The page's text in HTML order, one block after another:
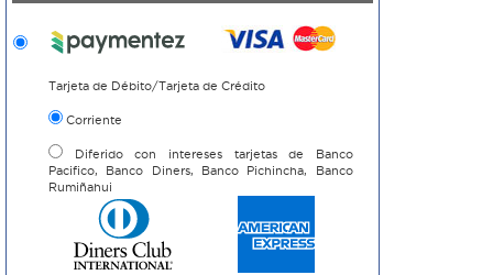
Tarjeta de Débito/Tarjeta de Crédito
Corriente
Diferido con intereses tarjetas de Banco
Pacifico, Banco Diners, Banco Pichincha, Banco
Rumiñahui